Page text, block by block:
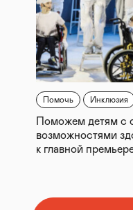
Помочь Инклюзия
Поможем детям с
возможностями
к главной